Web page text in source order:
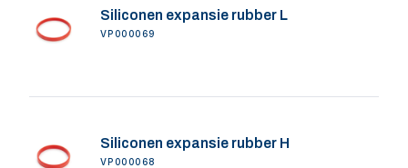
Siliconen expansie rubber L
VP000069
Siliconen expansie rubber H
VP000068